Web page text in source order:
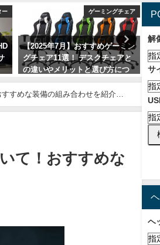
ー ゲーミングチェア
【2025年7月】おすすめゲーミン
グチェア11選！ デスクチェアと
の違いやメリットと選び方につ
いて！
2025年7月22日
ゲ
る
】
すめな装備の組み合わせを紹介！
て！おすすめな
解
サ
ヘ